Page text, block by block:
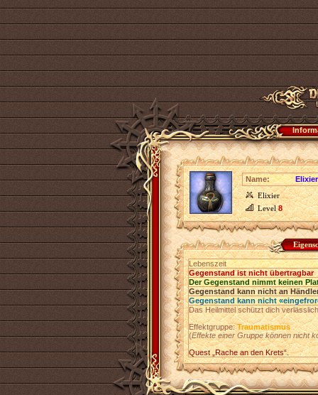
Name:
Elixier
Level8
Lebenszeit
Gegenstand ist nicht übertragbar
Der Gegenstand nimmt keinen
Gegenstand kann nicht an
Gegenstand kann nicht
Das Heilmittel schützt dich
Effektgruppe:Traumatismus
(Effekte einer Gruppe können nicht
Quest „Rache an den Krets“.